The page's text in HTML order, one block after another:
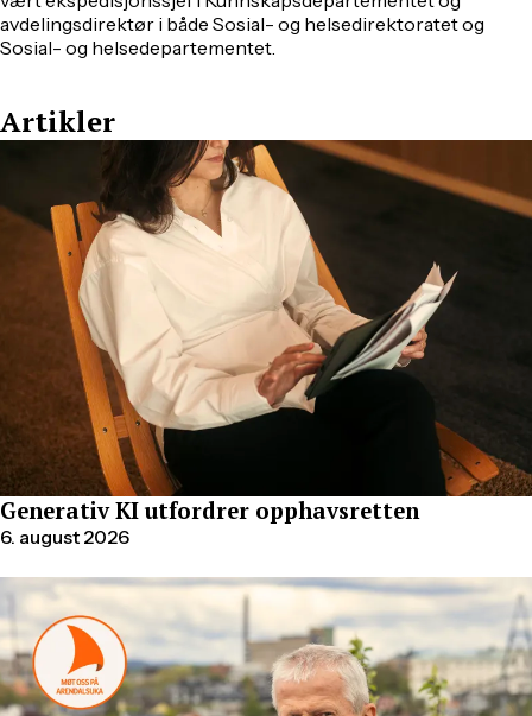
avdelingsdirektør i både Sosial- og helsedirektoratet og
Sosial- og helsedepartementet.
Artikler
Generativ KI utfordrer opphavsretten
6. august 2026